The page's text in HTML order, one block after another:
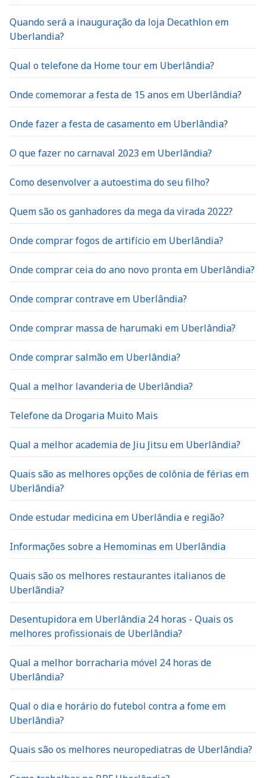
Quando será a inauguração da loja Decathlon em
Uberlandia?
Qual o telefone da Home tour em Uberlândia?
Onde comemorar a festa de 15 anos em Uberlândia?
Onde fazer a festa de casamento em Uberlândia?
O que fazer no carnaval 2023 em Uberlândia?
Como desenvolver a autoestima do seu filho?
Quem são os ganhadores da mega da virada 2022?
Onde comprar fogos de artifício em Uberlândia?
Onde comprar ceia do ano novo pronta em Uberlândia?
Onde comprar contrave em Uberlândia?
Onde comprar massa de harumaki em Uberlândia?
Onde comprar salmão em Uberlândia?
Qual a melhor lavanderia de Uberlândia?
Telefone da Drogaria Muito Mais
Qual a melhor academia de Jiu Jitsu em Uberlândia?
Quais são as melhores opções de colônia de férias em
Uberlândia?
Onde estudar medicina em Uberlândia e região?
Informações sobre a Hemominas em Uberlândia
Quais são os melhores restaurantes italianos de
Uberlãndia?
Desentupidora em Uberlândia 24 horas - Quais os
melhores profissionais de Uberlândia?
Qual a melhor borracharia móvel 24 horas de
Uberlândia?
Qual o dia e horário do futebol contra a fome em
Uberlândia?
Quais são os melhores neuropediatras de Uberlândia?